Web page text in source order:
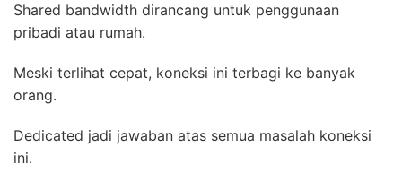
Shared bandwidth dirancang untuk penggunaan
pribadi atau rumah.
Meski terlihat cepat, koneksi ini terbagi ke banyak
orang.
Dedicated jadi jawaban atas semua masalah koneksi
ini.